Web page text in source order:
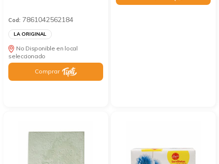
Cod: 7861042562184
LA ORIGINAL
No Disponible en local
seleccionado
Comprar